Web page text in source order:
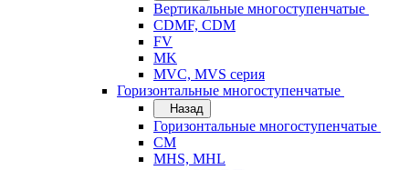
Вертикальные многоступенчатые
CDMF, CDM
FV
MK
MVC, MVS серия
Горизонтальные многоступенчатые
Назад
Горизонтальные многоступенчатые
CM
MHS, MHL